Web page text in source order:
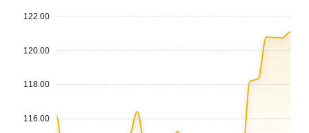
122.00
120.00
118.00
116.00